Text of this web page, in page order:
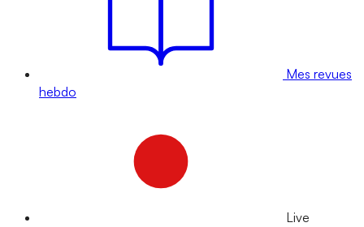
Mes revues
hebdo
Live